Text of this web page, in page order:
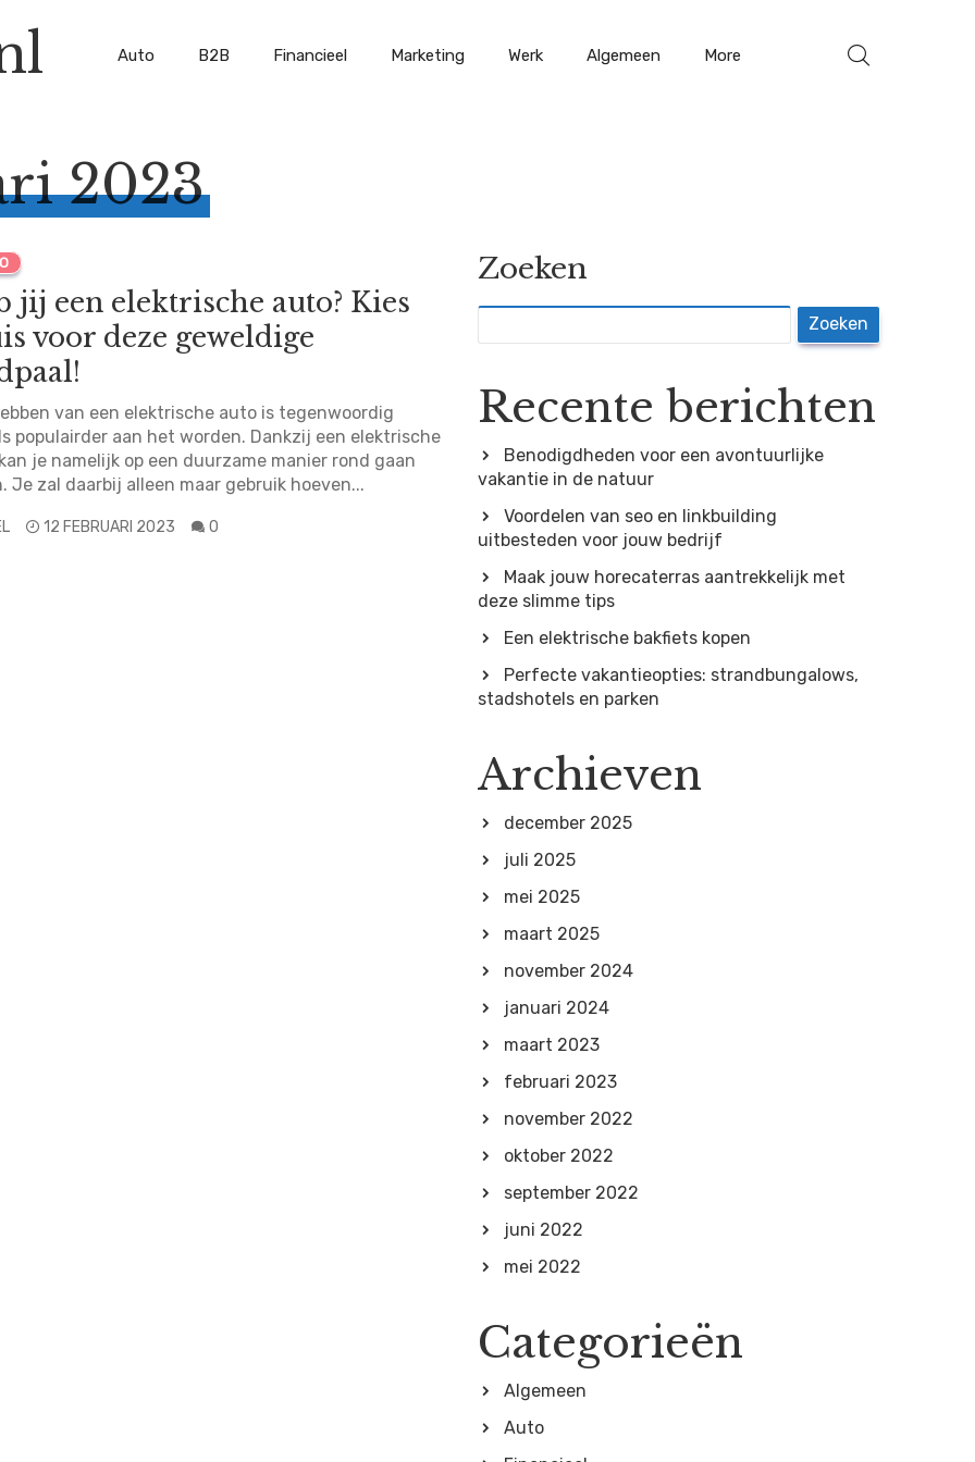
Auto B2B Financieel Marketing Werk Algemeen More
2023
jij een elektrische auto? Kies
voor deze geweldige
van een elektrische auto is tegenwoordig
populairder aan het worden. Dankzij een elektrische
je namelijk op een duurzame manier rond gaan
Je zal daarbij alleen maar gebruik hoeven...
12 FEBRUARI 2023 0
Zoeken
Zoeken
Recente berichten
Benodigdheden voor een avontuurlijke
vakantie in de natuur
Voordelen van seo en linkbuilding
uitbesteden voor jouw bedrijf
Maak jouw horecaterras aantrekkelijk met
deze slimme tips
Een elektrische bakfiets kopen
Perfecte vakantieopties: strandbungalows,
stadshotels en parken
Archieven
december 2025
juli 2025
mei 2025
maart 2025
november 2024
januari 2024
maart 2023
februari 2023
november 2022
oktober 2022
september 2022
juni 2022
mei 2022
Categorieën
Algemeen
Auto